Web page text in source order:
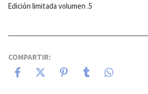
Edición limitada volumen .5
COMPARTIR: